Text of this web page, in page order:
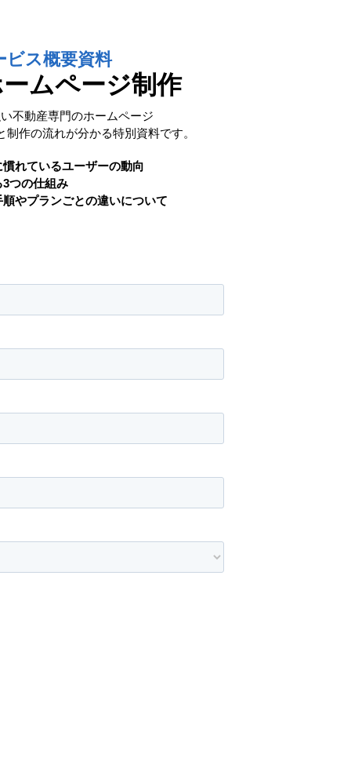
ビス概要資料
ムページ制作
不動産専門のホームページ
作の流れが分かる特別資料です。
れているユーザーの動向
つの仕組み
やプランごとの違いについて